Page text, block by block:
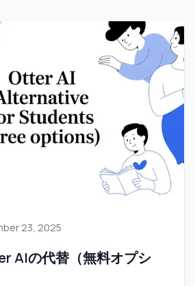
23, 2025
AIの代替（無料オプシ